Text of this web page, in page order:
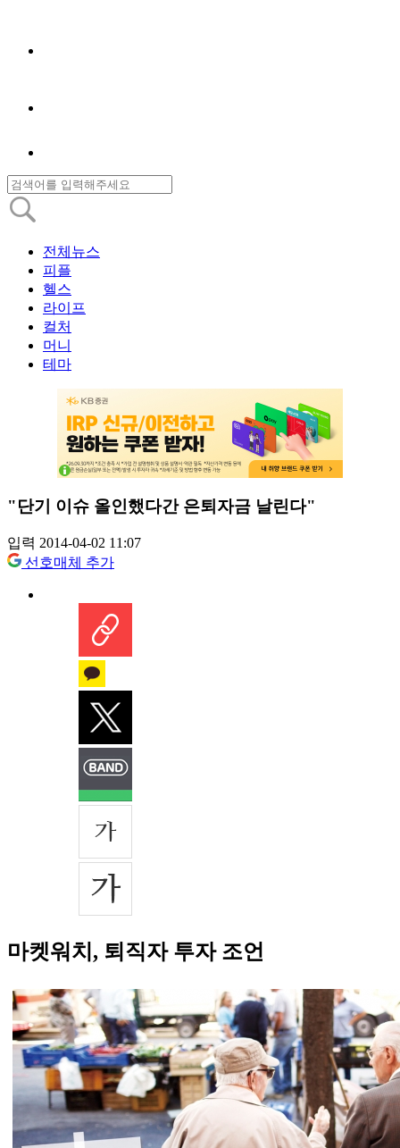
전체뉴스
피플
헬스
라이프
컬처
머니
테마
"단기 이슈 올인했다간 은퇴자금 날린다"
입력 2014-04-02 11:07
선호매체 추가
마켓워치, 퇴직자 투자 조언